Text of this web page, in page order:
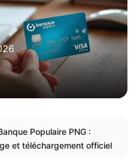
Populaire PNG :
et téléchargement officiel